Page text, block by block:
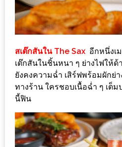
GIFTCODE!
ลายแทง
อร่อย
ทั่ว
เชียงใหม่
ลุ้น
บัตร
รับ
สเต๊กสันใน The Sax อีกหนึ่งเ
เต๊กสันในชิ้นหนา ๆ ย่างไฟให้
ยังคงความฉ่ำ เสิร์ฟพร้อมผักย่
ทางร้าน ใครชอบเนื้อฉ่ำ ๆ เต็ม
นี้ฟิน